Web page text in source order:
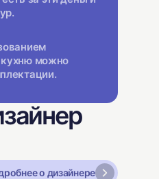
кухню можно
о дизайнере